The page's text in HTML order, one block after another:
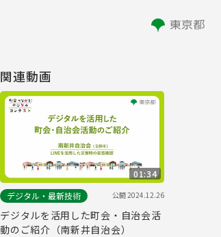
関連動画
01:34
デジタル・最新技術
公開2024.12.26
デジタルを活用した町会・自治会活
動のご紹介（南新井自治会）